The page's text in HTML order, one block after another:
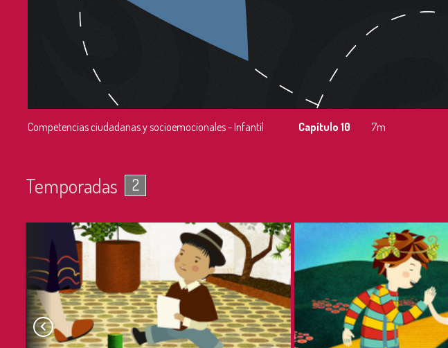
Competencias ciudadanas y socioemocionales - Infantil Capítulo 10 7m
Temporadas 2